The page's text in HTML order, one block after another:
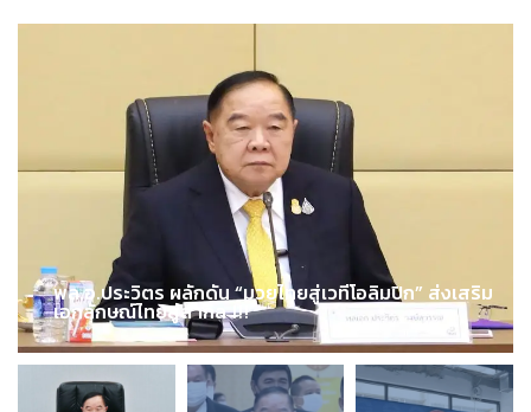
พล.อ.ประวิตร ผลักดัน “มวยไทยสู่เวทีโอลิมปิก” ส่งเสริม
เอกลักษณ์ไทยสู่สากล !!!